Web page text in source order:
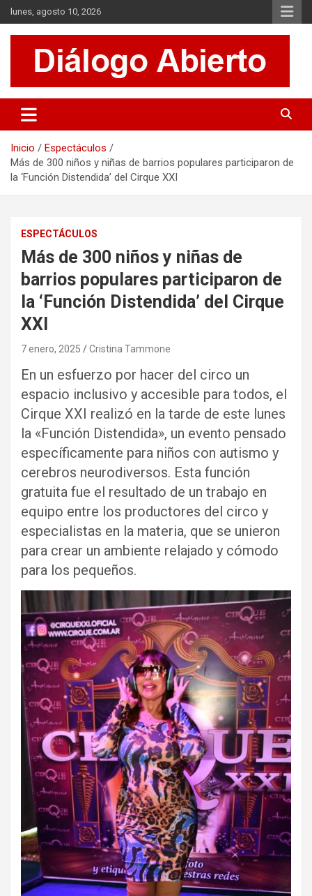
Saltar
al
contenido
lunes, agosto 10, 2026
Diálogo Abierto
Se tratan diversos temas de actualidad buscando hacer un
aporte a la sociedad, brindando información relevante de lo que
Inicio
Espectáculos
Más de 300 niños y niñas de barrios populares participaron de
la ‘Función Distendida’ del Cirque XXI
ESPECTÁCULOS
Más de 300 niños y niñas de
barrios populares participaron de
la ‘Función Distendida’ del Cirque
XXI
7 enero, 2025 Cristina Tammone
En un esfuerzo por hacer del circo un
espacio inclusivo y accesible para todos, el
Cirque XXI realizó en la tarde de este lunes
la «Función Distendida», un evento pensado
específicamente para niños con autismo y
cerebros neurodiversos. Esta función
gratuita fue el resultado de un trabajo en
equipo entre los productores del circo y
especialistas en la materia, que se unieron
para crear un ambiente relajado y cómodo
para los pequeños.